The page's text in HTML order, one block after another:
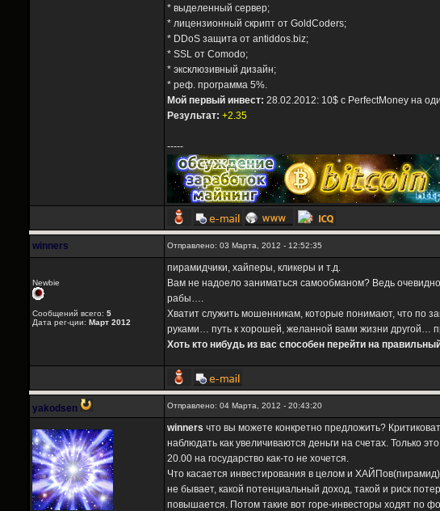
* выделенный сервер;
* лицензионный скрипт от GoldCoders;
* DDoS защита от antiddos.biz;
* SSL от Comodo;
* эксклюзивный дизайн;
* реф. программа 5%.
Мой первый инвест: 28.02.2012: 10$ с PerfectMoney на
Результат: +2.35
-----
winners Отправлено: 03 Марта, 2012 - 12:52:35
Newbie
Сообщений всего: 5
Дата рег-ции: Март 2012
пирамидчики, хайперы, кликеры и т.д.
Вам не надоело заниматься самообманом? Ведь
рабы….
Хватит служить мошенникам, которые понимают, что по
руками… путь к хорошей, желанной вами жизни другой…
Хоть кто нибудь из вас способен перейти на
yakodsen Отправлено: 04 Марта, 2012 - 20:43:20
winners что вы можете конкретно предложить?
наблюдать как увеличиваются деньги на счетах. Только
20.00 на государство как-то не хочется.
Что касается инвестирования в целом и
не бывает, какой потенциальный доход, такой и риск
повышается. Потом такие вот горе-инвесторы ходят по